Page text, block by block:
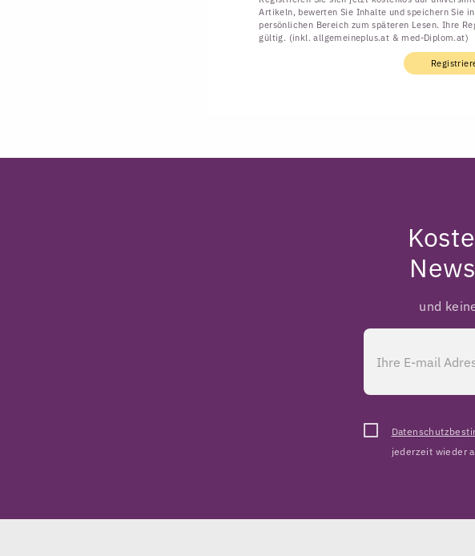
Artikeln, bewerten Sie Inhalte und speichern Sie
persönlichen Bereich zum späteren Lesen. Ihre
gültig. (inkl. allgemeineplus.at & med-Diplom.at)
und
jederzeit wieder